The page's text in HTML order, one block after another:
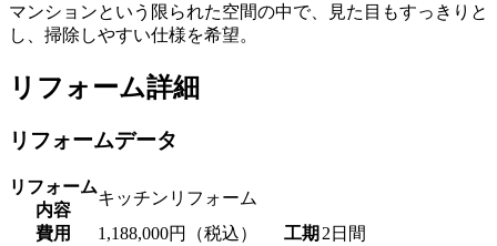
マンションという限られた空間の中で、見た目もすっきりと
し、掃除しやすい仕様を希望。
リフォーム詳細
リフォームデータ
リフォーム
内容
キッチンリフォーム
費用
1,188,000円（税込） 工期 2日間